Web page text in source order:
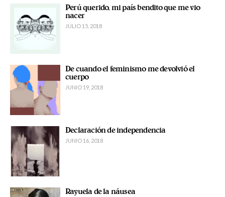
Perú querido, mi país bendito que me vio
nacer
JULIO 15, 2018
De cuando el feminismo me devolvió el
cuerpo
JUNIO 19, 2018
Declaración de independencia
JUNIO 16, 2018
Rayuela de la náusea